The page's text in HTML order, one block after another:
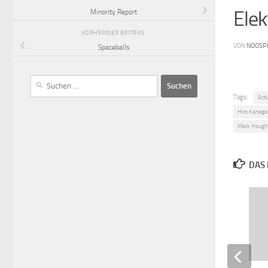
VON
Tags:
Hiro
Mark
DAS
Minority Report
VORHERIGER BEITRAG
Spaceballs